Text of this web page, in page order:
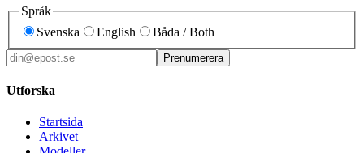
Språk
Svenska
English Båda / Both
Prenumerera
Utforska
Startsida
Arkivet